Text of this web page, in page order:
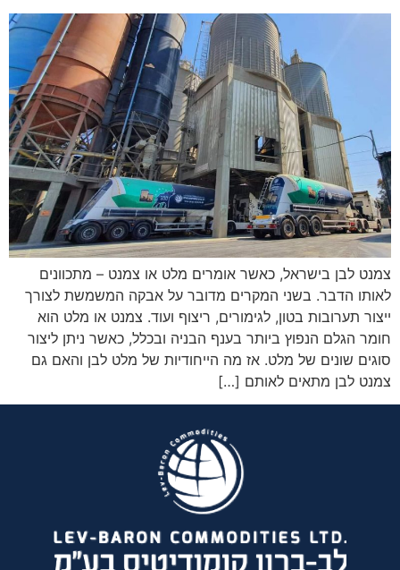
צמנט לבן בישראל, כאשר אומרים מלט או צמנט – מתכוונים
לאותו הדבר. בשני המקרים מדובר על אבקה המשמשת לצורך
ייצור תערובות בטון, לגימורים, ריצוף ועוד. צמנט או מלט הוא
חומר הגלם הנפוץ ביותר בענף הבניה ובכלל, כאשר ניתן ליצור
סוגים שונים של מלט. אז מה הייחודיות של מלט לבן והאם גם
צמנט לבן מתאים לאותם […]